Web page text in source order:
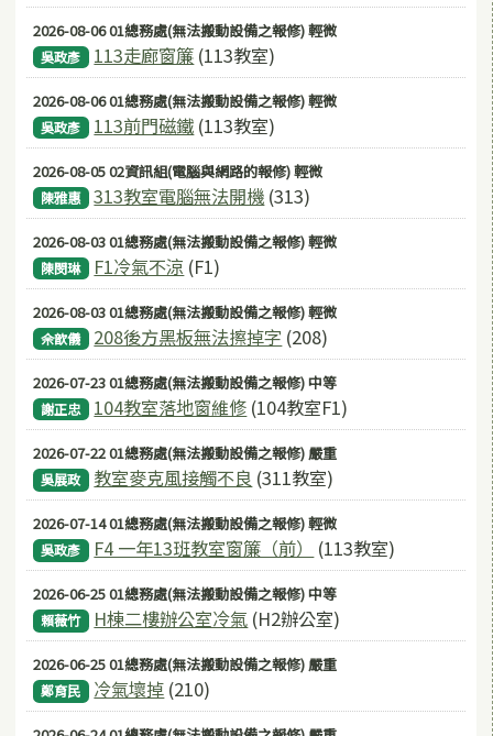
2026-08-06 01總務處(無法搬動設備之報修) 輕微
吳政彥 113走廊窗簾 (113教室)
2026-08-06 01總務處(無法搬動設備之報修) 輕微
吳政彥 113前門磁鐵 (113教室)
2026-08-05 02資訊組(電腦與網路的報修) 輕微
陳雅惠 313教室電腦無法開機 (313)
2026-08-03 01總務處(無法搬動設備之報修) 輕微
陳閔琳 F1冷氣不涼 (F1)
2026-08-03 01總務處(無法搬動設備之報修) 輕微
佘歆儀 208後方黑板無法擦掉字 (208)
2026-07-23 01總務處(無法搬動設備之報修) 中等
謝正忠 104教室落地窗維修 (104教室F1)
2026-07-22 01總務處(無法搬動設備之報修) 嚴重
吳展政 教室麥克風接觸不良 (311教室)
2026-07-14 01總務處(無法搬動設備之報修) 輕微
吳政彥 F4 一年13班教室窗簾（前） (113教室)
2026-06-25 01總務處(無法搬動設備之報修) 中等
賴薇竹 H棟二樓辦公室冷氣 (H2辦公室)
2026-06-25 01總務處(無法搬動設備之報修) 嚴重
鄭育民 冷氣壞掉 (210)